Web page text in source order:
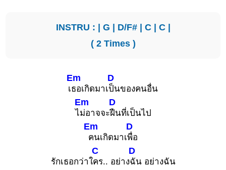
INSTRU : | G | D/F#| C| C|
( 2 Times )
เ
Em
ธอเกิดมาเ
D
ป็นของคนอื่น
ไ
Em
ม่อาจจะ
D
ฝืนที่เป็นไป
Em
คนเกิดมาเ
D
พื่อ
รักเธอกว่าใ
C
คร.. อย่าง
D
ฉัน อย่างฉัน